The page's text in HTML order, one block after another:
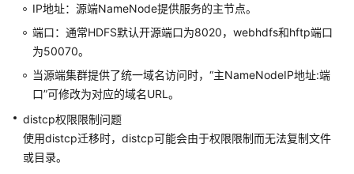
术
语
任
共
担
云
IP地址：源端NameNode提供服务的主节点。
端口：通常HDFS默认开源端口为8020，webhdfs和hftp端口
为50070。
当源端集群提供了统一域名访问时，“主NameNodeIP地址:端
口”可修改为对应的域名URL。
distcp权限限制问题
使用distcp迁移时，distcp可能会由于权限限制而无法复制文件
或目录。